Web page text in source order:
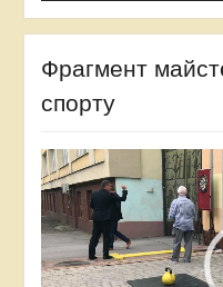
Фрагмент
спорту
Відеопрогравач